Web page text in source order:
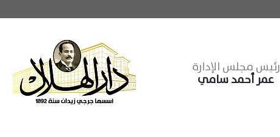
رئيس مجلس الإدارة
عمر أحمد سامي